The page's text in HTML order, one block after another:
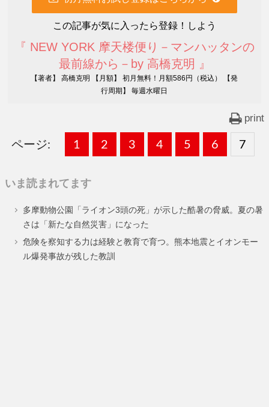
この記事が気に入ったら登録！しよう
『 NEW YORK 摩天楼便り－マンハッタンの
最前線から－by 高橋克明 』
【著者】 高橋克明 【月額】 初月無料！月額586円（税込） 【発
行周期】 毎週水曜日
print
ページ:
固
ー
ジ
1 ,
固
ー
ジ
2 ,
固
ー
ジ
3 ,
固
ー
ジ
4 ,
固
ー
ジ
5 ,
固
ー
ジ
6 ,
固
ー
ジ
7
いま読まれてます
多摩動物公園「ライオン3頭の死」が示した酷暑の脅威。夏の暑
さは「新たな自然災害」になった
危険を察知する力は経験と教育で育つ。熊本地震とイオンモー
ル爆発事故が残した教訓